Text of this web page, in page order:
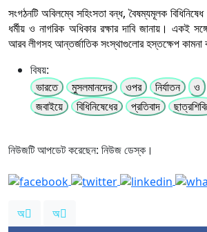
সংগঠনটি অবিলম্বে সহিংসতা বন্ধ, বৈষম্যমূলক
ধর্মীয় ও নাগরিক অধিকার রক্ষার দাবি জানায়। একই
আরব লীগসহ আন্তর্জাতিক সংস্থাগুলোর হস্তক্ষেপ কামনা
বিষয়:
ভারতে
মুসলমানদের ওপর নির্যাতন ও
জবাইয়ে
বিধিনিষেধের প্রতিবাদ
নিউজটি আপডেট করেছেন: নিউজ ডেস্ক।
অ
অ